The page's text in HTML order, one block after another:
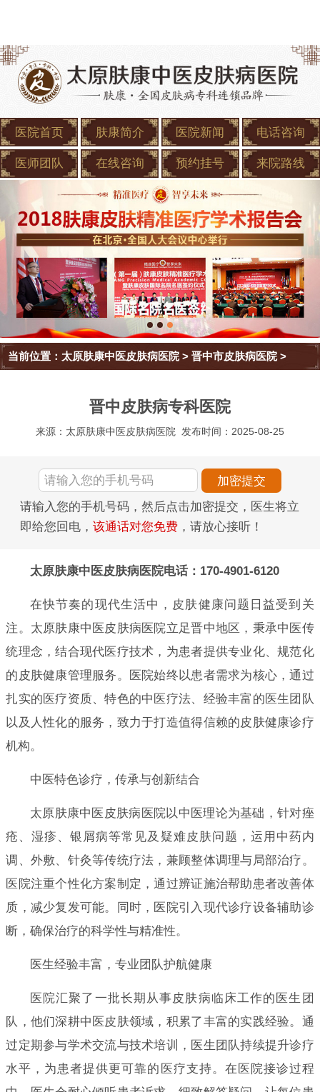
医院首页 肤康简介 医院新闻 电话咨询
医师团队 在线咨询 预约挂号 来院路线
当前位置： 太原肤康中医皮肤病医院>晋中市皮肤病医院>
晋中皮肤病专科医院
来源：太原肤康中医皮肤病医院 发布时间：2025-08-25
请输入您的手机号码，然后点击加密提交，医生将立
即给您回电， 该通话对您免费 ，请放心接听！
太原肤康中医皮肤病医院电话：170-4901-6120
在快节奏的现代生活中，皮肤健康问题日益受到关
注。太原肤康中医皮肤病医院立足晋中地区，秉承中医传
统理念，结合现代医疗技术，为患者提供专业化、规范化
的皮肤健康管理服务。医院始终以患者需求为核心，通过
扎实的医疗资质、特色的中医疗法、经验丰富的医生团队
以及人性化的服务，致力于打造值得信赖的皮肤健康诊疗
机构。
中医特色诊疗，传承与创新结合
太原肤康中医皮肤病医院以中医理论为基础，针对痤
疮、湿疹、银屑病等常见及疑难皮肤问题，运用中药内
调、外敷、针灸等传统疗法，兼顾整体调理与局部治疗。
医院注重个性化方案制定，通过辨证施治帮助患者改善体
质，减少复发可能。同时，医院引入现代诊疗设备辅助诊
断，确保治疗的科学性与精准性。
医生经验丰富，专业团队护航健康
医院汇聚了一批长期从事皮肤病临床工作的医生团
队，他们深耕中医皮肤领域，积累了丰富的实践经验。通
过定期参与学术交流与技术培训，医生团队持续提升诊疗
水平，为患者提供更可靠的医疗支持。在医院接诊过程